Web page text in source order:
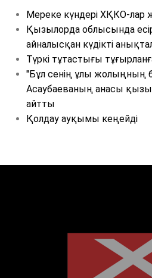
Мереке күндері ХҚКО-лар
Қызылорда облысында
айналысқан күдікті
Түркі тұтастығы
"Бұл сенің ұлы жолыңның
Асаубаеваның анасы
айтты
Қолдау ауқымы кеңейді